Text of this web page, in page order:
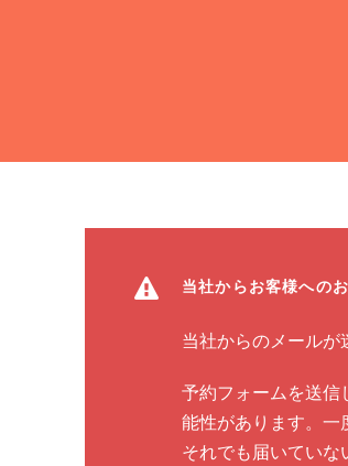
当社からお客様への
当社からのメールが
予約フォームを送
能性があります。一
それでも届いていな